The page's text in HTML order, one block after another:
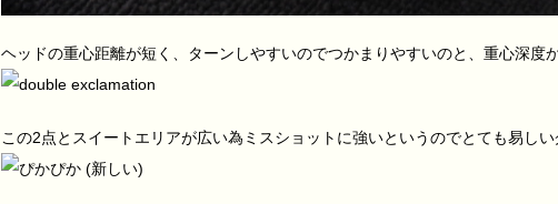
ヘッドの重心距離が短く、ターンしやすいのでつかまりやすいのと、重心深度
この2点とスイートエリアが広い為ミスショットに強いというのでとても易し